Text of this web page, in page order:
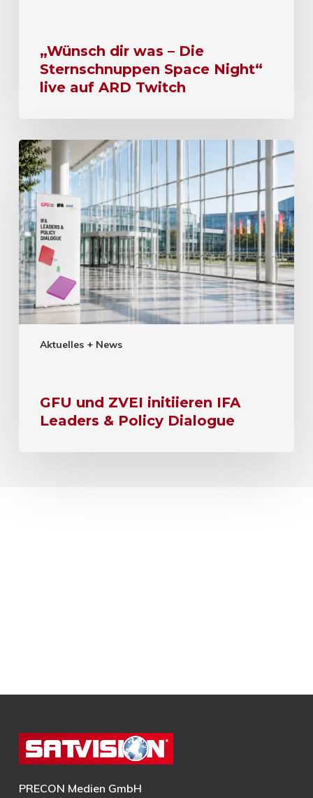
„Wünsch dir was – Die
Sternschnuppen Space Night“
live auf ARD Twitch
Aktuelles + News
GFU und ZVEI initiieren IFA
Leaders & Policy Dialogue
PRECON Medien GmbH